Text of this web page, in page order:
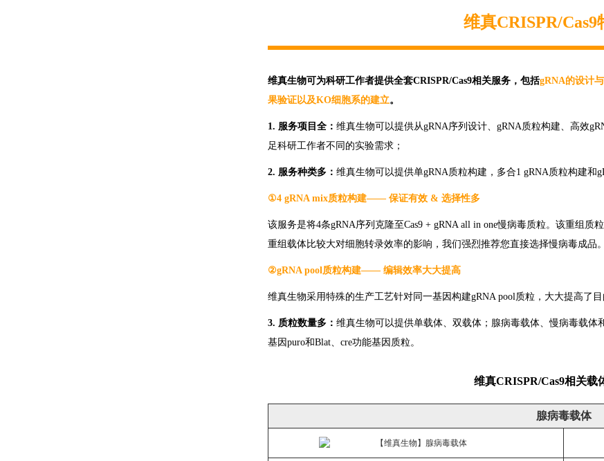
维真CRISPR/Cas9
维真生物可为科研工作者提供全套CRISPR/Cas9相关服务，包括gRNA的设计
果验证以及KO细胞系的建立。
1. 服务项目全： 维真生物可以提供从gRNA序列设计、gRNA质粒构建、高效
足科研工作者不同的实验需求；
2. 服务种类多： 维真生物可以提供单gRNA质粒构建，多合1 gRNA质粒构建和
①4 gRNA mix质粒构建—— 保证有效 & 选择性多
该服务是将4条gRNA序列克隆至Cas9 + gRNA all in one慢病毒质粒。该重组
重组载体比较大对细胞转录效率的影响，我们强烈推荐您直接选择慢病毒成品。
②gRNA pool质粒构建—— 编辑效率大大提高
维真生物采用特殊的生产工艺针对同一基因构建gRNA pool质粒，大大提高了目
3. 质粒数量多： 维真生物可以提供单载体、双载体；腺病毒载体、慢病毒载体
基因puro和Blat、cre功能基因质粒。
维真CRISPR/Cas9相关载
腺病毒载体